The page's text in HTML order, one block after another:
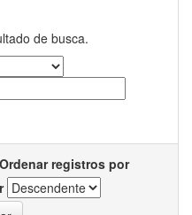
de busca.
Ordenar registros por